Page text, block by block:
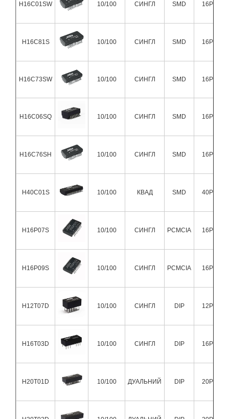
H16C01SW 10/100 СИНГЛ SMD 16Pin
H16C81S 10/100 СИНГЛ SMD 16Pin
H16C73SW 10/100 СИНГЛ SMD 16Pin
H16C06SQ 10/100 СИНГЛ SMD 16Pin
H16C76SH 10/100 СИНГЛ SMD 16Pin
H40C01S 10/100 КВАД SMD 40Pin
H16P07S 10/100 СИНГЛ PCMCIA 16Pin
H16P09S 10/100 СИНГЛ PCMCIA 16Pin
H12T07D 10/100 СИНГЛ DIP 12Pin
H16T03D 10/100 СИНГЛ DIP 16Pin
H20T01D 10/100 ДУАЛЬНИЙ DIP 20Pin